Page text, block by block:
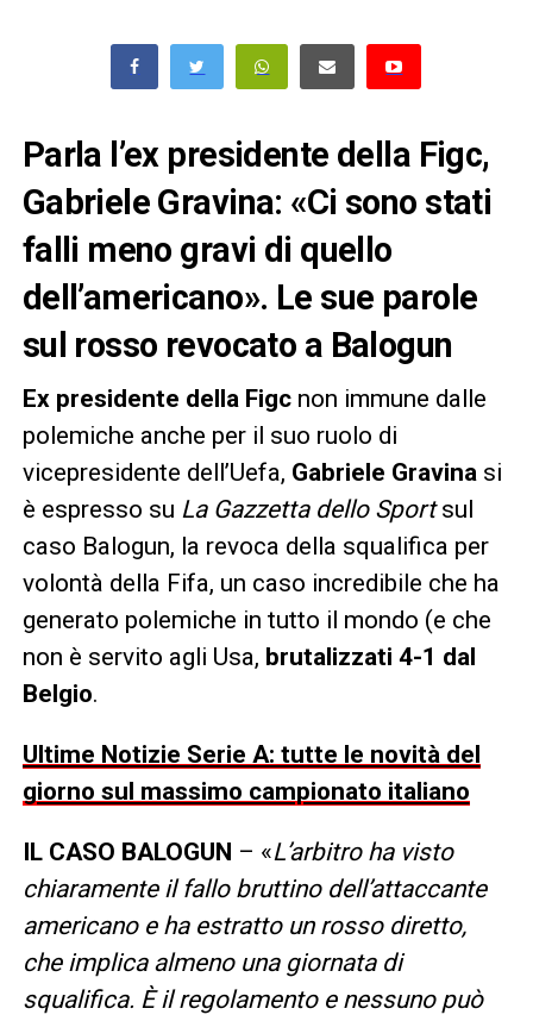
Parla l’ex presidente della Figc,
Gabriele Gravina: «Ci sono stati
falli meno gravi di quello
dell’americano». Le sue parole
sul rosso revocato a Balogun
Ex presidente della Figcnon immune dalle
polemiche anche per il suo ruolo di
vicepresidente dell’Uefa, Gabriele Gravina si
è espresso su La Gazzetta dello Sportsul
caso Balogun, la revoca della squalifica per
volontà della Fifa, un caso incredibile che ha
generato polemiche in tutto il mondo (e che
non è servito agli Usa, brutalizzati 4-1 dal
Belgio.
Ultime Notizie Serie A: tutte le novità del
giorno sul massimo campionato italiano
IL CASO BALOGUN – «L’arbitro ha visto
chiaramente il fallo bruttino dell’attaccante
americano e ha estratto un rosso diretto,
che implica almeno una giornata di
squalifica. È il regolamento e nessuno può